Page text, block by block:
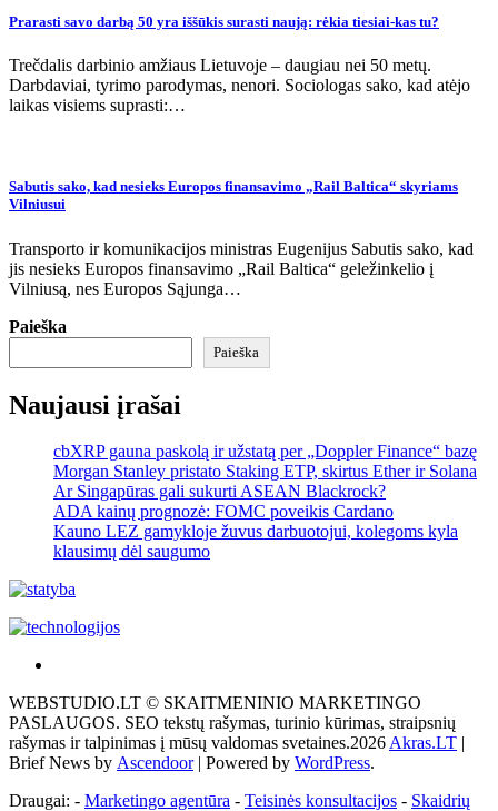
Prarasti savo darbą 50 yra iššūkis surasti naują: rėkia tiesiai-kas tu?
Trečdalis darbinio amžiaus Lietuvoje – daugiau nei 50 metų.
Darbdaviai, tyrimo parodymas, nenori. Sociologas sako, kad atėjo
laikas visiems suprasti:…
Sabutis sako, kad nesieks Europos finansavimo „Rail Baltica“ skyriams
Vilniusui
Transporto ir komunikacijos ministras Eugenijus Sabutis sako, kad
jis nesieks Europos finansavimo „Rail Baltica“ geležinkelio į
Vilniusą, nes Europos Sąjunga…
Paieška
Paieška
Naujausi įrašai
cbXRP gauna paskolą ir užstatą per „Doppler Finance“ bazę
Morgan Stanley pristato Staking ETP, skirtus Ether ir Solana
Ar Singapūras gali sukurti ASEAN Blackrock?
ADA kainų prognozė: FOMC poveikis Cardano
Kauno LEZ gamykloje žuvus darbuotojui, kolegoms kyla
klausimų dėl saugumo
tai
žemės
ploto
matavimo
Pagrindinis
WEBSTUDIO.LT © SKAITMENINIO MARKETINGO
PASLAUGOS. SEO tekstų rašymas, turinio kūrimas, straipsnių
rašymas ir talpinimas į mūsų valdomas svetaines.2026Akras.LT
Brief News by Ascendoor| Powered by WordPress.
Draugai: - Marketingo agentūra - Teisinės konsultacijos - Skaidrių